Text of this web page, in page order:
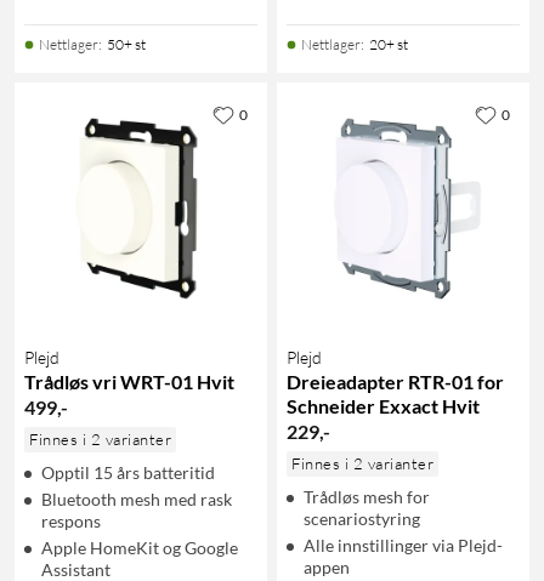
Nettlager: 50+ st Nettlager: 20+ st
Plejd
Trådløs vri WRT-01 Hvit
499,-
Finnes i 2 varianter
Opptil 15 års batteritid
Bluetooth mesh med rask
respons
Apple HomeKit og Google
Assistant
0
Plejd
Dreieadapter RTR-01 for
Schneider Exxact Hvit
229,-
Finnes i 2 varianter
Trådløs mesh for
scenariostyring
Alle innstillinger via Plejd-
appen
0